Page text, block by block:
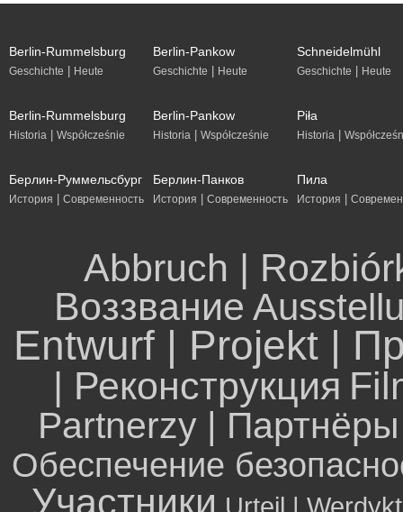
Berlin-Rummelsburg
Geschichte Heute
Berlin-Pankow
Geschichte Heute
Schneidelmühl
Geschichte Heute
Berlin-Rummelsburg
Historia Współcześnie
Berlin-Pankow
Historia Współcześnie
Piła
Historia
Берлин-Руммельсбург
История Современность
Берлин-Панков
История Современность
Пила
История
Abbruch |
Воззвание
Entwurf | Projekt |
| Реконструкция
Partnerzy | Партнёры
Обеспечение
Участники